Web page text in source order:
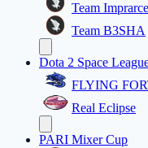
Team Imprarce
Team B3SHA
Dota 2 Space
FLYING
Real Eclipse
PARI Mixer Cup